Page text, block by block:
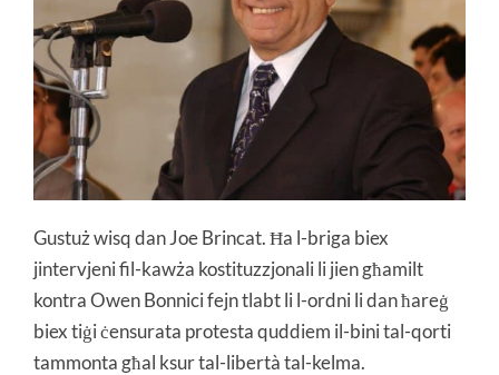
Gustuż wisq dan Joe Brincat. Ħa l-briga biex
jintervjeni fil-kawża kostituzzjonali li jien għamilt
kontra Owen Bonnici fejn tlabt li l-ordni li dan ħareġ
biex tiġi ċensurata protesta quddiem il-bini tal-qorti
tammonta għal ksur tal-libertà tal-kelma.